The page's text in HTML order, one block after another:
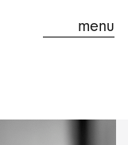
menu